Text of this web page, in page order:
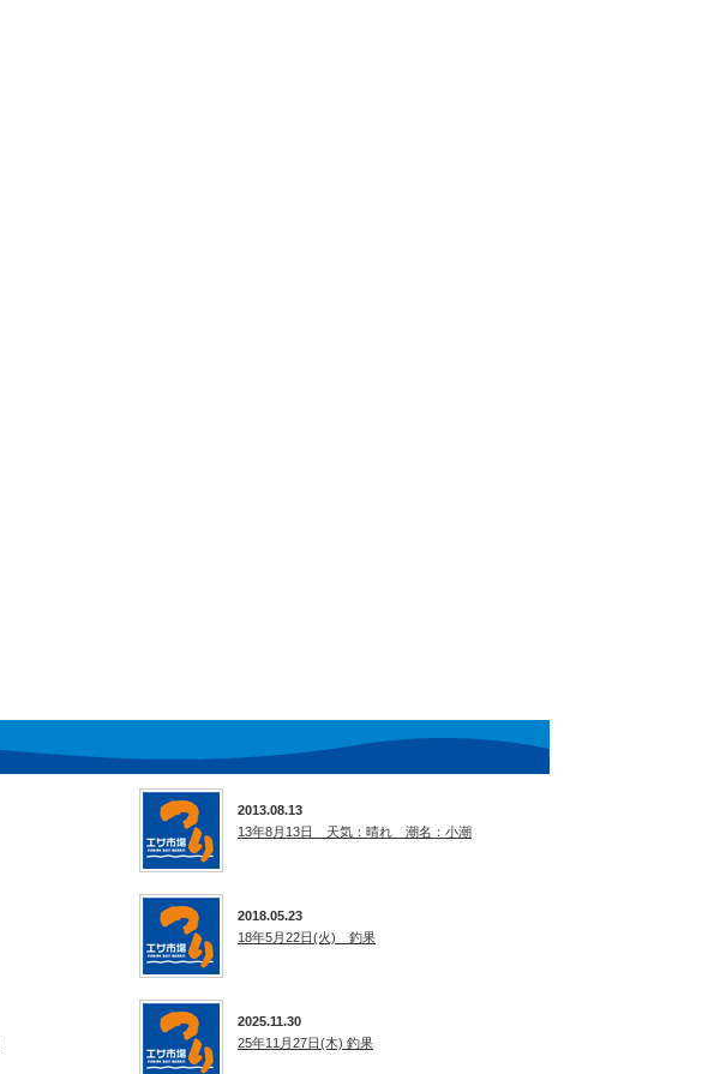
2013.08.13
13年8月13日 天気：晴れ 潮名：小潮
2018.05.23
18年5月22日(火) 釣果
2025.11.30
25年11月27日(木) 釣果